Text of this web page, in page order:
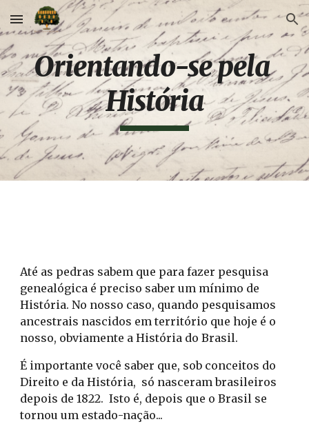
Skip to main content Skip to navigation
Orientando-se pela
História
Até as pedras sabem que para fazer pesquisa
genealógica é preciso saber um mínimo de
História. No nosso caso, quando pesquisamos
ancestrais nascidos em território que hoje é o
nosso, obviamente a História do Brasil.
É importante você saber que, sob conceitos do
Direito e da História,  só nasceram brasileiros
depois de 1822.  Isto é, depois que o Brasil se
tornou um estado-nação...